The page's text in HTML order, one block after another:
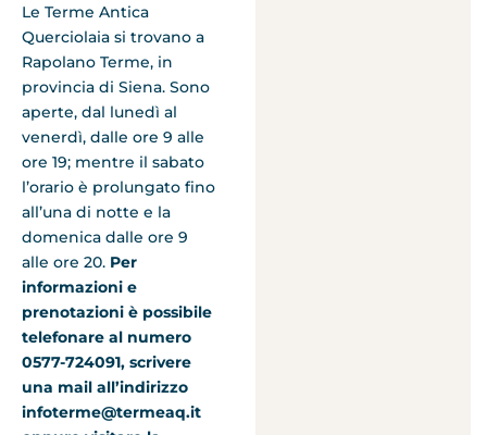
Le Terme Antica
Querciolaia si trovano a
Rapolano Terme, in
provincia di Siena. Sono
aperte, dal lunedì al
venerdì, dalle ore 9 alle
ore 19; mentre il sabato
l’orario è prolungato fino
all’una di notte e la
domenica dalle ore 9
alle ore 20. Per
informazioni e
prenotazioni è possibile
telefonare al numero
0577-724091, scrivere
una mail all’indirizzo
infoterme@termeaq.it